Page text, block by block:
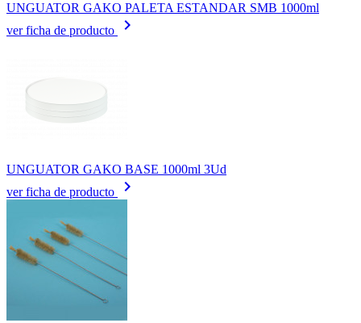
UNGUATOR GAKO PALETA ESTANDAR SMB 1000ml
ver ficha de producto
keyboard_arrow_right
UNGUATOR GAKO BASE 1000ml 3Ud
ver ficha de producto
keyboard_arrow_right